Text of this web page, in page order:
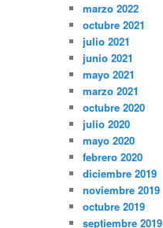
marzo 2022
octubre 2021
julio 2021
junio 2021
mayo 2021
marzo 2021
octubre 2020
julio 2020
mayo 2020
febrero 2020
diciembre 2019
noviembre 2019
octubre 2019
septiembre 2019